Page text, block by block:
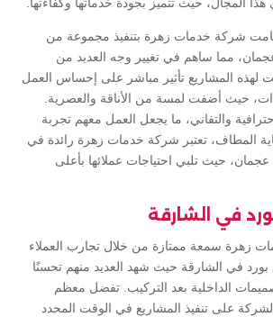
المجال، حيث تتميز بجودة خدماتها وكفاءتها.
شركة خدمات زهرة بتنفيذ مجموعة من
مما ساهم في تغيير وجه العديد من
لهذه المشاريع تأثير مباشر على إحساس العمل
حيث أضفت لمسة من الأناقة والعصرية.
والتفاني، ما يجعل العمل معهم تجربة
المطاف، تعتبر شركة خدمات زهرة رائدة في
حيث تلبي احتياجات عملائها بأعلى
في الشارقة
زهرة سمعة ممتازة من خلال تجارب العملاء
في الشارقة حيث شهد العديد منهم تحسنًا
الداخلية بعد التركيب. تفضل معظم
على تنفيذ المشاريع في الوقت المحدد